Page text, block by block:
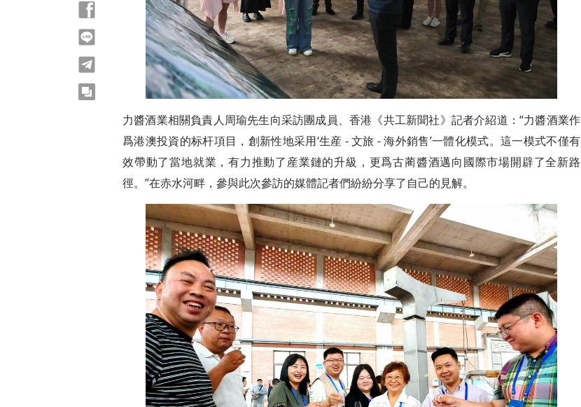
力醬酒業相關負責人周瑜先生向采訪團成員、香港《共工新聞社》記者介紹道：“力醬酒業作
爲港澳投資的标杆項目，創新性地采用‘生産 - 文旅 - 海外銷售’一體化模式。這一模式不僅有
效帶動了當地就業，有力推動了産業鏈的升級，更爲古蔺醬酒邁向國際市場開辟了全新路
徑。”在赤水河畔，參與此次參訪的媒體記者們紛紛分享了自己的見解。